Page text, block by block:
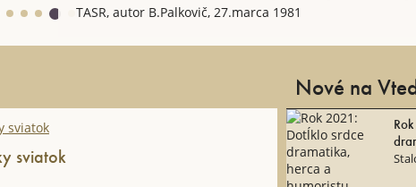
TASR, autor B.Palkovič, 27.marca 1981
sviatok
Nové na